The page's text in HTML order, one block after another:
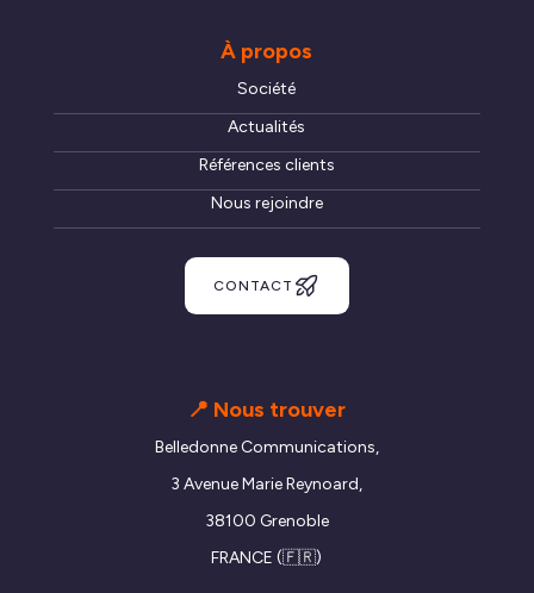
À propos
Société
Actualités
Références clients
Nous rejoindre
CONTACT
📍 Nous trouver
Belledonne Communications,
3 Avenue Marie Reynoard,
38100 Grenoble
FRANCE (🇫🇷)